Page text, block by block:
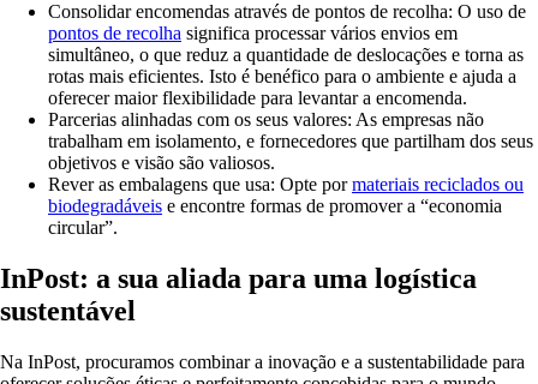
Consolidar encomendas através de pontos de recolha: O uso de
pontos de recolha significa processar vários envios em
simultâneo, o que reduz a quantidade de deslocações e torna as
rotas mais eficientes. Isto é benéfico para o ambiente e ajuda a
oferecer maior flexibilidade para levantar a encomenda.
Parcerias alinhadas com os seus valores: As empresas não
trabalham em isolamento, e fornecedores que partilham dos seus
objetivos e visão são valiosos.
Rever as embalagens que usa: Opte pormateriais reciclados ou
biodegradáveis e encontre formas de promover a “economia
circular”.
InPost: a sua aliada para uma logística
sustentável
Na InPost, procuramos combinar a inovação e a sustentabilidade para